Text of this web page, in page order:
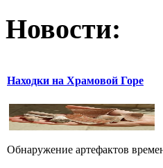
Новости:
Находки на Храмовой Горе
Обнаружение артефактов